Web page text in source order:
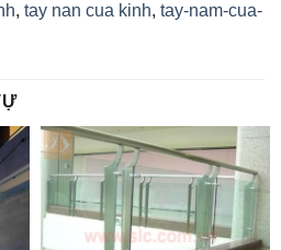
, tay nan cua kinh, tay-nam-cua-